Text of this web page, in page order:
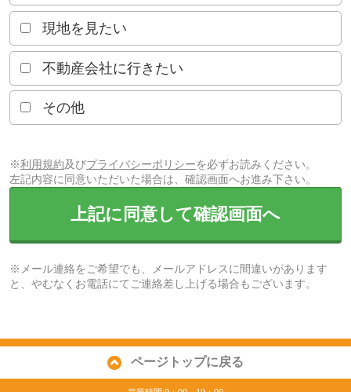
現地を見たい
不動産会社に行きたい
その他
※利用規約及びプライバシーポリシーを必ずお読みください。
左記内容に同意いただいた場合は、確認画面へお進み下さい。
上記に同意して確認画面へ
※メール連絡をご希望でも、メールアドレスに間違いがあります
と、やむなくお電話にてご連絡差し上げる場合もございます。
ページトップに戻る